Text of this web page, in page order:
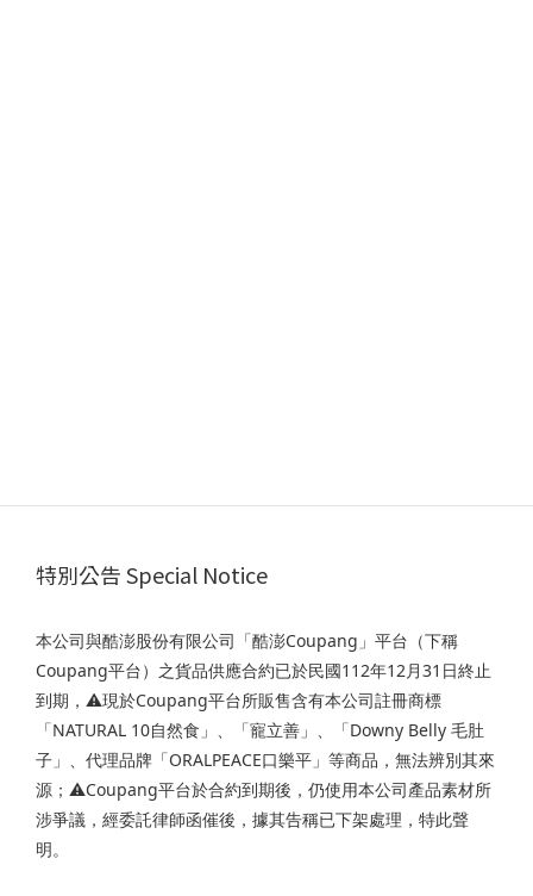
特別公告 Special Notice
本公司與酷澎股份有限公司「酷澎Coupang」平台（下稱
Coupang平台）之貨品供應合約已於民國112年12月31日終止
到期，⚠️現於Coupang平台所販售含有本公司註冊商標
「NATURAL 10自然食」、「寵立善」、「Downy Belly 毛肚
子」、代理品牌「ORALPEACE口樂平」等商品，無法辨別其來
源；⚠️Coupang平台於合約到期後，仍使用本公司產品素材所
涉爭議，經委託律師函催後，據其告稱已下架處理，特此聲
明。